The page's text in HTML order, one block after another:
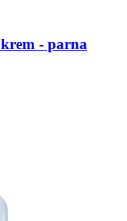
- parna